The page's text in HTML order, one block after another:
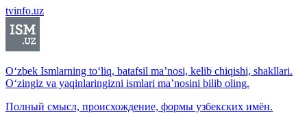
tvinfo.uz
O‘zbek Ismlarning to‘liq, batafsil ma’nosi, kelib chiqishi, shakllari.
O‘zingiz va yaqinlaringizni ismlari ma’nosini bilib oling.
Полный смысл, происхождение, формы узбекских имён.